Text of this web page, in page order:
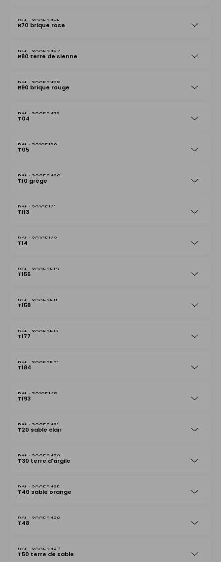
30052455
R70 brique rose
30052457
R80 terre de sienne
30052458
R90 brique rouge
30052478
T04
30105139
T05
30052480
T10 grège
30105141
T113
30105143
T14
30052510
T156
30052511
T158
30052517
T177
30052521
T184
30105148
T193
30052481
T20 sable clair
30052482
T30 terre d'argile
30052485
T40 sable orange
30052486
T48
30052487
T50 terre de sable